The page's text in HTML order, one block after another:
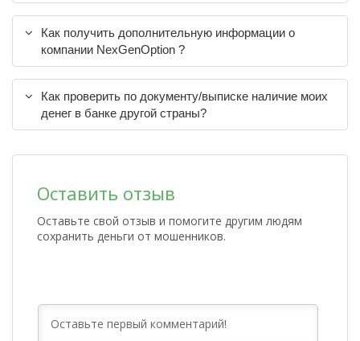
Как получить дополнительную информации о
компании NexGenOption ?
Как проверить по документу/выписке наличие моих
денег в банке другой страны?
Оставить отзыв
Оставьте свой отзыв и помогите другим людям
сохранить деньги от мошенников.